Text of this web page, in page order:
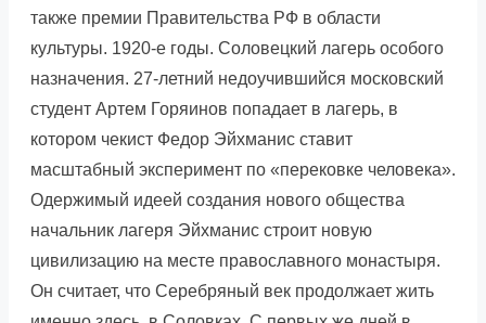
также премии Правительства РФ в области
культуры. 1920-е годы. Соловецкий лагерь особого
назначения. 27-летний недоучившийся московский
студент Артем Горяинов попадает в лагерь, в
котором чекист Федор Эйхманис ставит
масштабный эксперимент по «перековке человека».
Одержимый идеей создания нового общества
начальник лагеря Эйхманис строит новую
цивилизацию на месте православного монастыря.
Он считает, что Серебряный век продолжает жить